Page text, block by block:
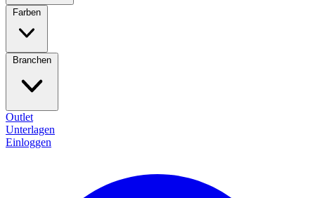
Farben
Branchen
Outlet
Unterlagen
Einloggen